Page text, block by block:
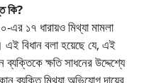
কি?
১৭ ধারায়ও মিথ্যা মামলা
বিধান বলা হয়েছে যে, এই
ক্ষতি সাধনের উদ্দেশ্যে
ব্যক্তি মিথ্যা অভিযোগ দায়ের